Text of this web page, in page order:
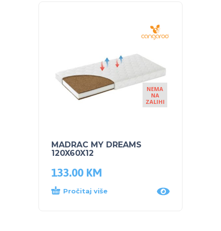
NEMA
NA
ZALIHI
MADRAC MY DREAMS
120X60X12
133.00 KM
Pročitaj više